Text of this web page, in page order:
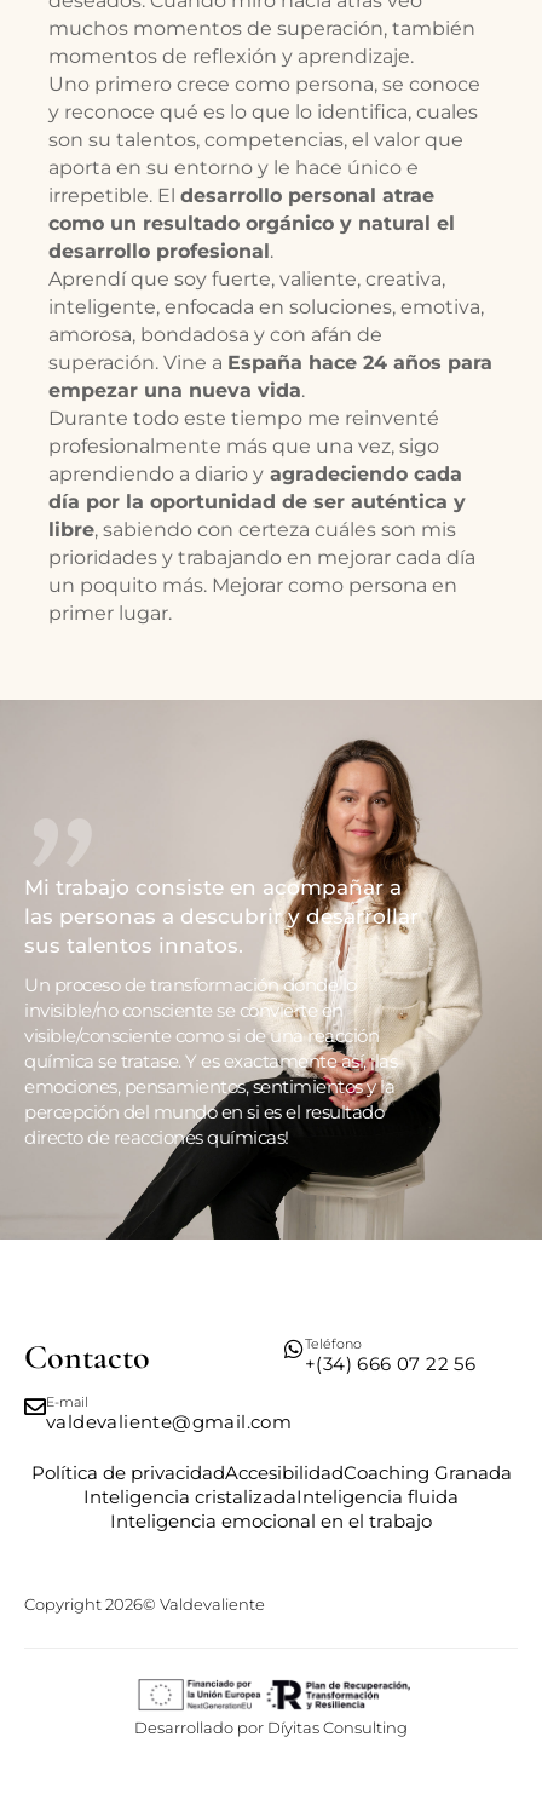
muchos momentos de superación, también
momentos de reflexión y aprendizaje.
Uno primero crece como persona, se conoce
y reconoce qué es lo que lo identifica, cuales
son su talentos, competencias, el valor que
aporta en su entorno y le hace único e
irrepetible. El desarrollo personal atrae
como un resultado orgánico y natural el
desarrollo profesional.
Aprendí que soy fuerte, valiente, creativa,
inteligente, enfocada en soluciones, emotiva,
amorosa, bondadosa y con afán de
superación. Vine a España hace 24 años para
empezar una nueva vida.
Durante todo este tiempo me reinventé
profesionalmente más que una vez, sigo
aprendiendo a diario y agradeciendo cada
día por la oportunidad de ser auténtica y
libre, sabiendo con certeza cuáles son mis
prioridades y trabajando en mejorar cada día
un poquito más. Mejorar como persona en
primer lugar.
"
Mi trabajo consiste en acompañar a
las personas a descubrir y desarrollar
sus talentos innatos.
Un proceso de transformación donde lo
invisible/no consciente se convierte en
visible/consciente como si de una reacción
química se tratase. Y es exactamente así, ¡las
emociones, pensamientos, sentimientos y la
percepción del mundo en si es el resultado
directo de reacciones químicas!
Contacto Teléfono
+(34) 666 07 22 56
E-mail
valdevaliente@gmail.com
Política de privacidadAccesibilidadCoaching Granada
Inteligencia cristalizadaInteligencia fluida
Inteligencia emocional en el trabajo
Copyright 2026© Valdevaliente
Desarrollado por Díyitas Consulting